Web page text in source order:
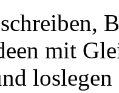
mit
loslegen